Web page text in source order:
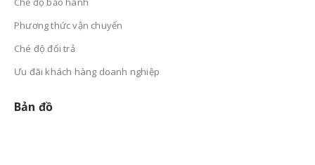
Phương thức vận chuyển
Ché độ đổi trả
Ưu đãi khách hàng doanh nghiệp
Bản đồ